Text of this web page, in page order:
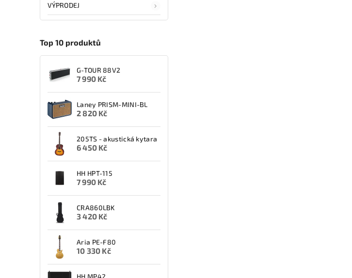
VÝPRODEJ
Top 10 produktů
G-TOUR 88V2
7 990 Kč
Laney PRISM-MINI-BL
2 820 Kč
205TS - akustická kytara
6 450 Kč
HH HPT-115
7 990 Kč
CRA860LBK
3 420 Kč
Aria PE-F80
10 330 Kč
HH MP42